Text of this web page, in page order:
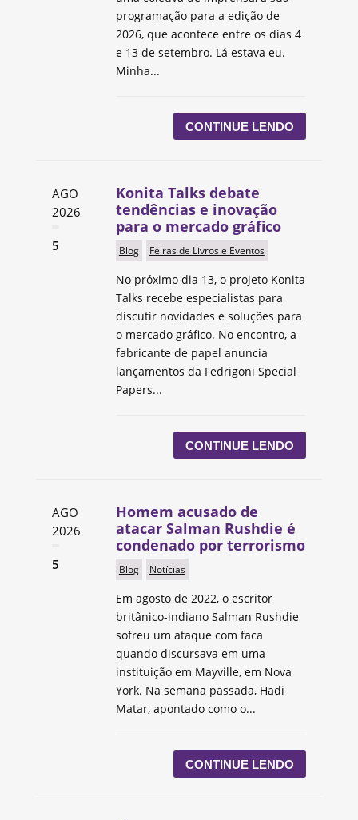
programação para a edição de
2026, que acontece entre os dias 4
e 13 de setembro. Lá estava eu.
Minha...
CONTINUE LENDO
AGO
2026
5
Konita Talks debate
tendências e inovação
para o mercado gráfico
Blog Feiras de Livros e Eventos
No próximo dia 13, o projeto Konita
Talks recebe especialistas para
discutir novidades e soluções para
o mercado gráfico. No encontro, a
fabricante de papel anuncia
lançamentos da Fedrigoni Special
Papers...
CONTINUE LENDO
AGO
2026
5
Homem acusado de
atacar Salman Rushdie é
condenado por terrorismo
Blog Notícias
Em agosto de 2022, o escritor
britânico-indiano Salman Rushdie
sofreu um ataque com faca
quando discursava em uma
instituição em Mayville, em Nova
York. Na semana passada, Hadi
Matar, apontado como o...
CONTINUE LENDO